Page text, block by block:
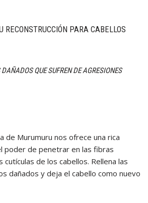
RECONSTRUCCIÓN PARA CABELLOS
QUE SUFREN DE AGRESIONES
de Murumuru nos ofrece una rica
poder de penetrar en las fibras
cutículas de los cabellos. Rellena las
dañados y deja el cabello como nuevo